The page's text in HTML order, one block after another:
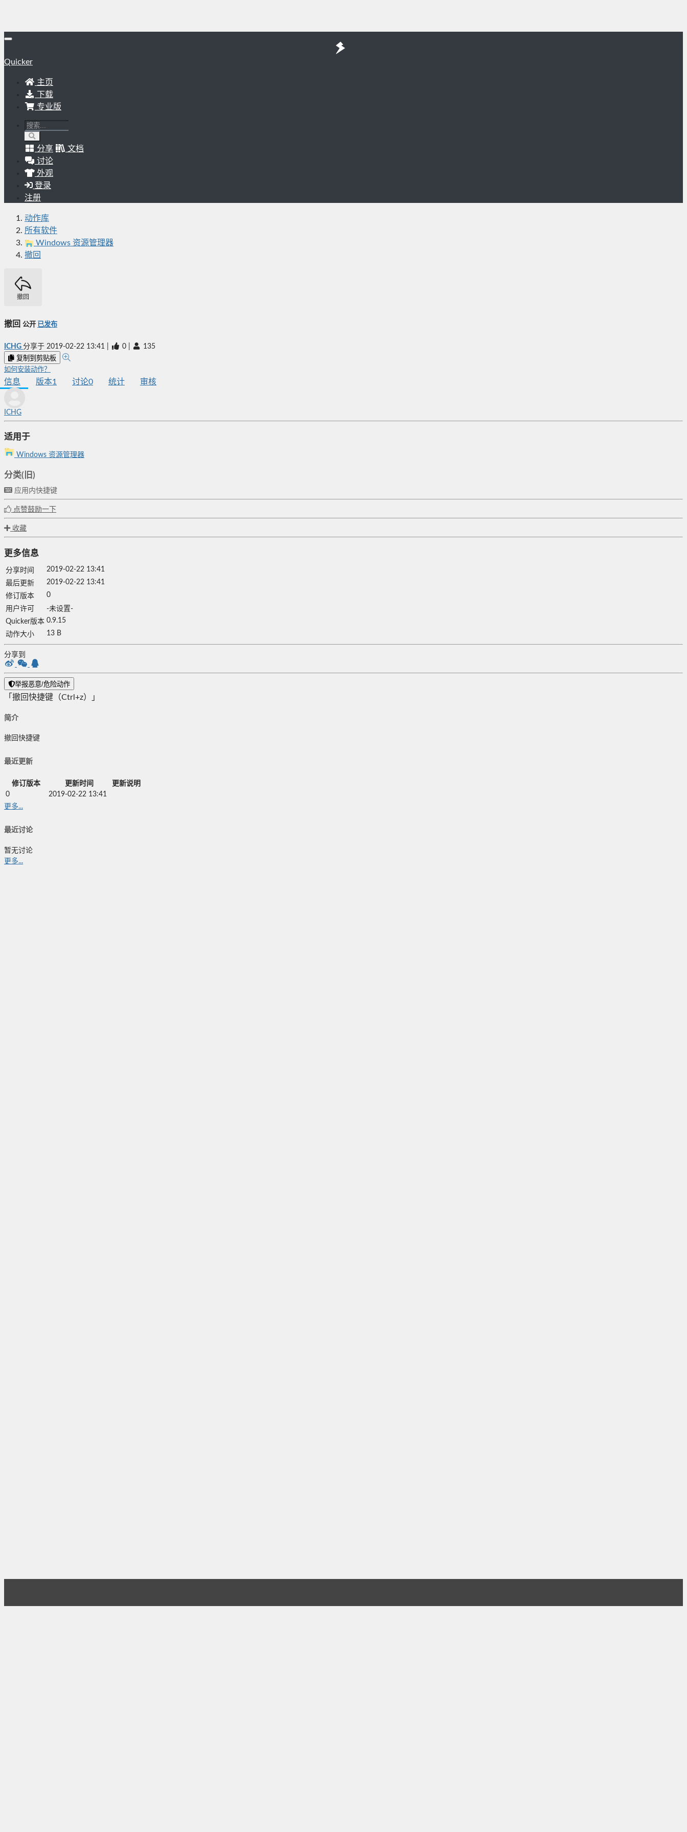
Quicker
主页
下载
专业版
分享
文档
讨论
外观
登录
注册
动作库
所有软件
Windows 资源管理器
撤回
撤回
撤回 公开 已发布
ICHG 分享于 2019-02-22 13:41 0 135
复制到剪贴板
如何安装动作？
信息 版本1 讨论0 统计 审核
ICHG
适用于
Windows 资源管理器
分类(旧)
应用内快捷键
点赞鼓励一下
收藏
更多信息
分享时间
2019-02-22 13:41
最后更新
2019-02-22 13:41
修订版本
0
用户许可
-未设置-
Quicker版本 0.9.15
动作大小
13 B
分享到
举报恶意/危险动作
「撤回快捷键（Ctrl+z）」
简介
撤回快捷键
最近更新
修订版本 更新时间
更新说明
0
2019-02-22 13:41
更多...
最近讨论
暂无讨论
更多...